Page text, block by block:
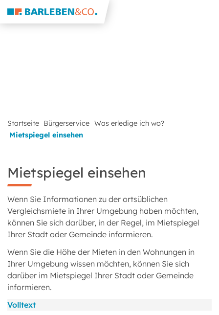
Startseite Bürgerservice Was erledige ich wo?
Mietspiegel einsehen
Mietspiegel einsehen
Wenn Sie Informationen zu der ortsüblichen
Vergleichsmiete in Ihrer Umgebung haben möchten,
können Sie sich darüber, in der Regel, im Mietspiegel
Ihrer Stadt oder Gemeinde informieren.
Wenn Sie die Höhe der Mieten in den Wohnungen in
Ihrer Umgebung wissen möchten, können Sie sich
darüber im Mietspiegel Ihrer Stadt oder Gemeinde
informieren.
Volltext